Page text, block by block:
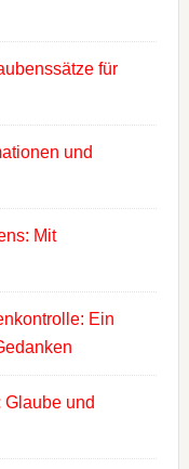
für
und
Mit
Ein
und